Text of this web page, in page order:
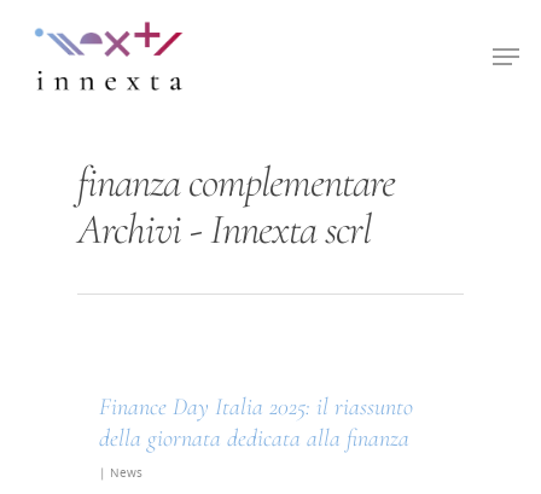
finanza complementare
Archivi - Innexta scrl
Finance Day Italia 2025: il riassunto
della giornata dedicata alla finanza
| News